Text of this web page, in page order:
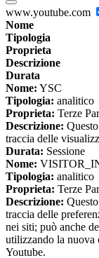
www.youtube.com
Nome
Tipologia
Proprieta
Descrizione
Durata
Nome: YSC
Tipologia: analitico
Proprieta: Terze
Descrizione:
traccia delle
Durata: Sessione
Nome:
Tipologia: analitico
Proprieta: Terze
Descrizione:
traccia delle
nei siti; può anche
utilizzando la nuova
Youtube.